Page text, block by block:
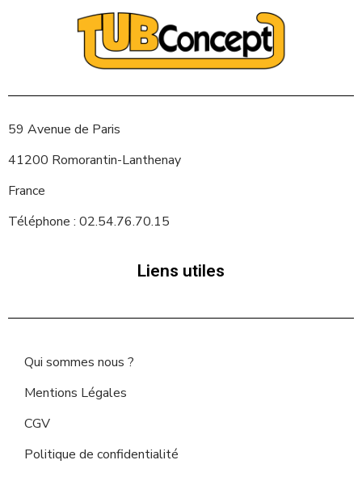
59 Avenue de Paris
41200 Romorantin-Lanthenay
France
Téléphone : 02.54.76.70.15
Liens utiles
Qui sommes nous ?
Mentions Légales
CGV
Politique de confidentialité